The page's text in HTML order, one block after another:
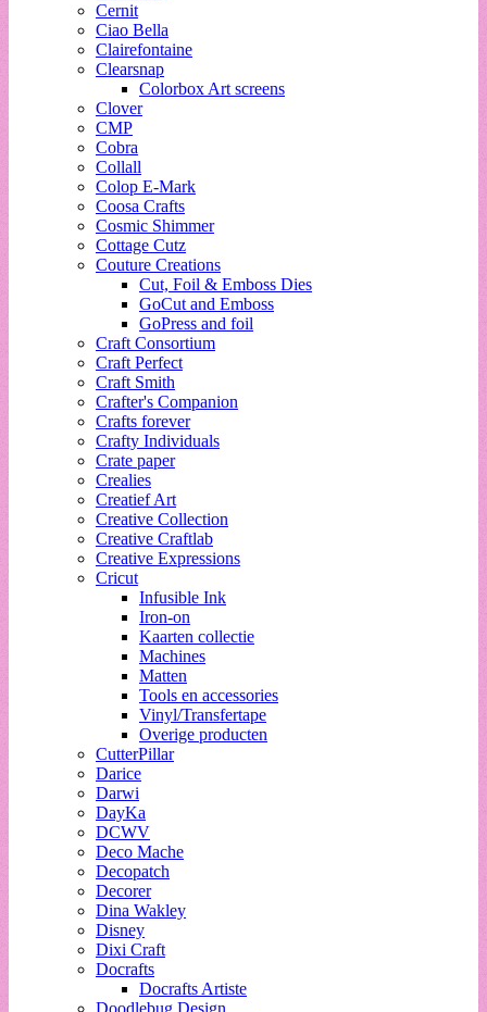
Cernit
Ciao Bella
Clairefontaine
Clearsnap
Colorbox Art screens
Clover
CMP
Cobra
Collall
Colop E-Mark
Coosa Crafts
Cosmic Shimmer
Cottage Cutz
Couture Creations
Cut, Foil & Emboss Dies
GoCut and Emboss
GoPress and foil
Craft Consortium
Craft Perfect
Craft Smith
Crafter's Companion
Crafts forever
Crafty Individuals
Crate paper
Crealies
Creatief Art
Creative Collection
Creative Craftlab
Creative Expressions
Cricut
Infusible Ink
Iron-on
Kaarten collectie
Machines
Matten
Tools en accessories
Vinyl/Transfertape
Overige producten
CutterPillar
Darice
Darwi
DayKa
DCWV
Deco Mache
Decopatch
Decorer
Dina Wakley
Disney
Dixi Craft
Docrafts
Docrafts Artiste
Doodlebug Design